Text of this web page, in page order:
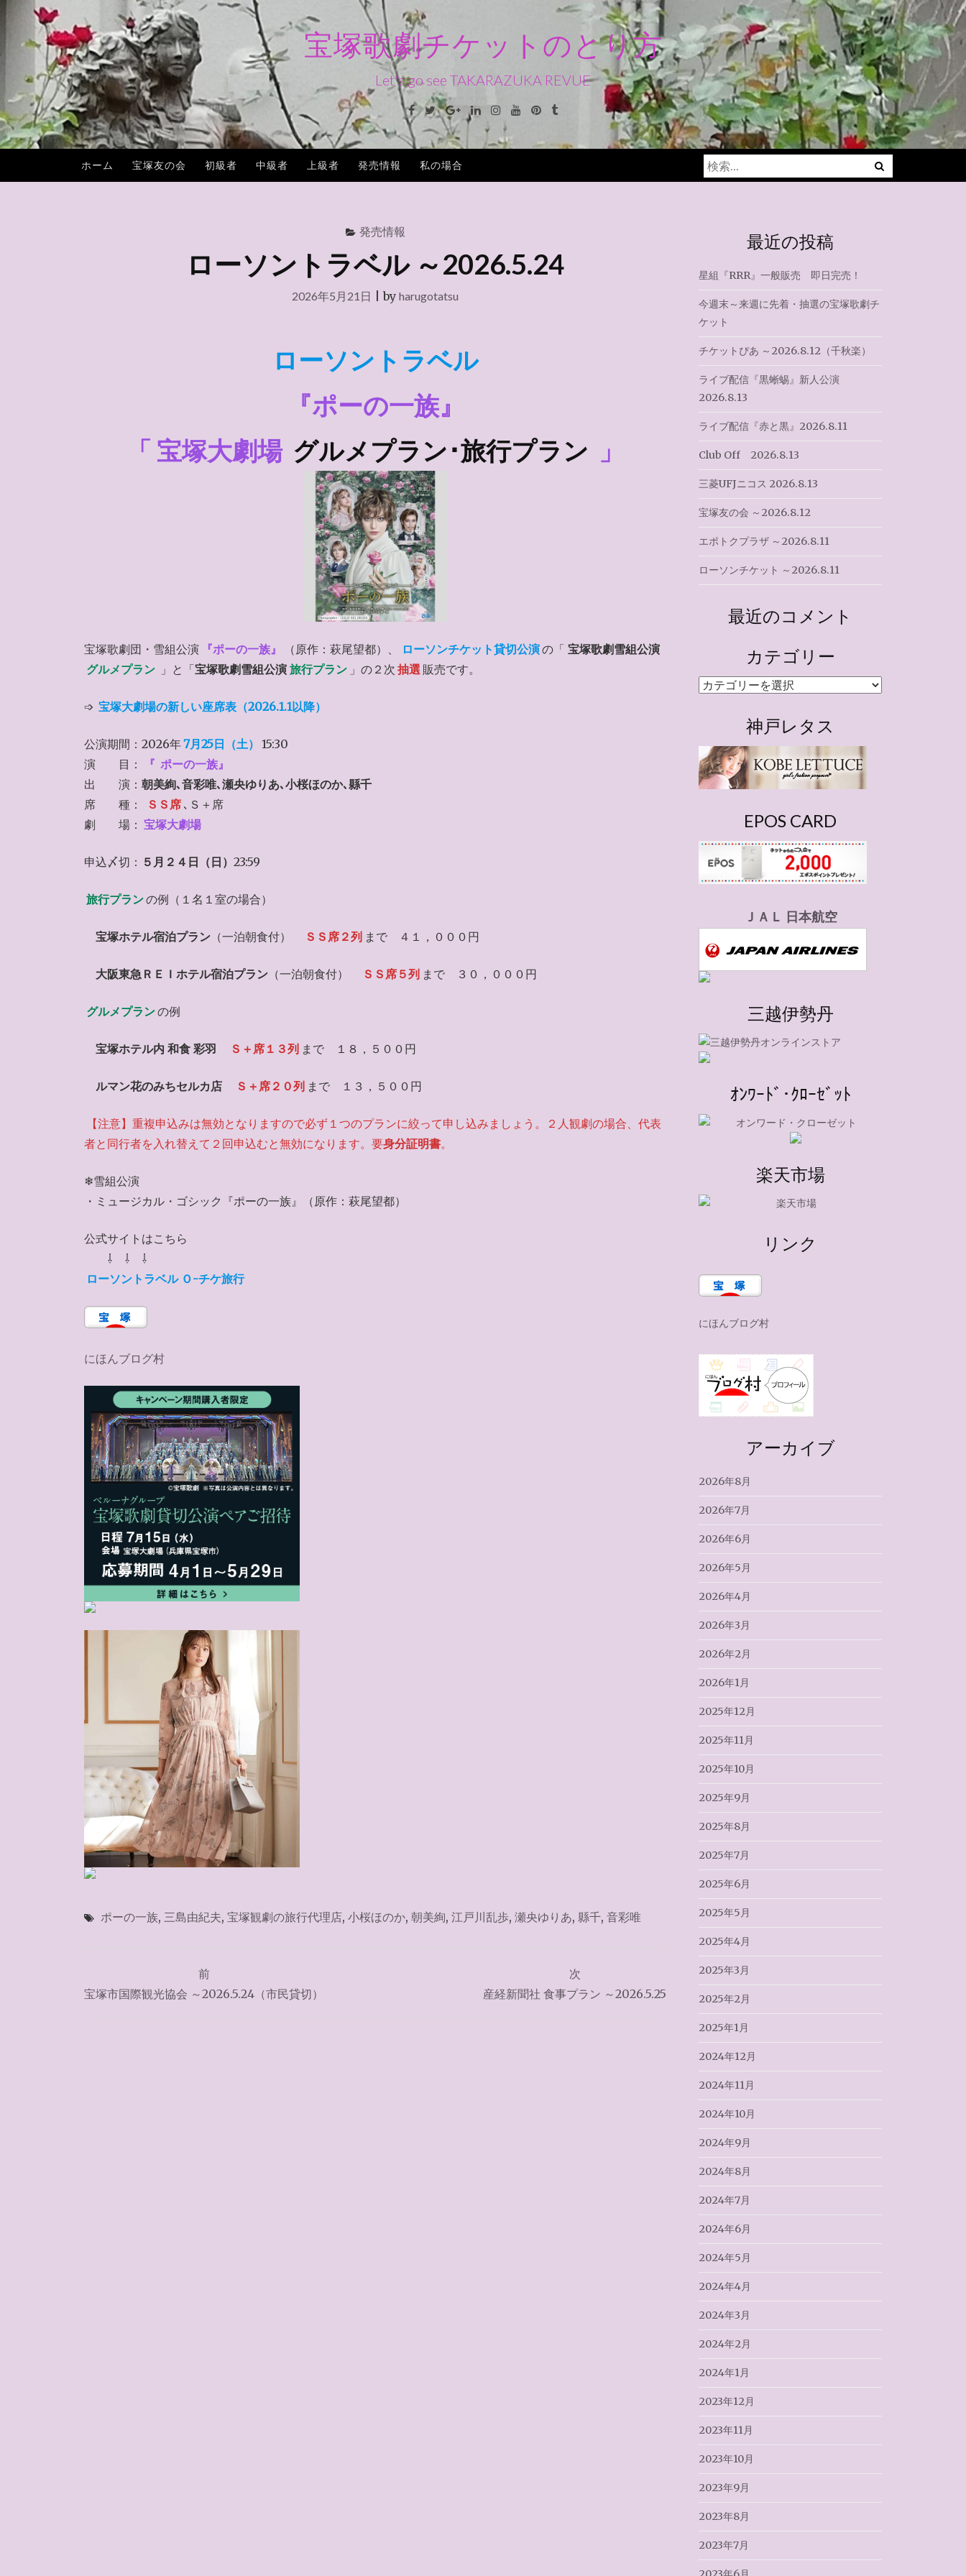
へ
ス
キ
宝塚歌劇チケットのとり方
Let's go see TAKARAZUKA REVUE
Facebook
TwitterGoogle+LinkedinInstagramYoutubePinterest
Tumblr
ホーム 宝塚友の会 初級者 中級者 上級者 発売情報 私の場合
検
索:
発売情報
ローソントラベル ～2026.5.24
2026年5月21日 |by harugotatsu
ローソントラベル
『ポーの一族』
「 宝塚大劇場 グルメプラン･旅行プラン 」
宝塚歌劇団・雪組公演 『ポーの一族』 （原作：萩尾望都）、 ローソンチケット貸切公演の「 宝塚歌劇雪組公演
グルメプラン
」と「宝塚歌劇雪組公演 旅行プラン 」の２次 抽選 販売です。
➩ 宝塚大劇場の新しい座席表（2026.1.1以降）
公演期間：2026年7月25日（土）
15:30
演 目：
『 ポーの一族』
出 演： 朝美絢､音彩唯､瀬央ゆりあ､小桜ほのか､縣千
席 種：
ＳＳ席 ､Ｓ＋席
劇 場： 宝塚大劇場
申込〆切： ５月２４日（日） 23:59
旅行プランの例（１名１室の場合）
宝塚ホテル宿泊プラン （一泊朝食付） ＳＳ席２列 まで ４１，０００円
大阪東急ＲＥＩホテル宿泊プラン （一泊朝食付） ＳＳ席５列 まで ３０，０００円
グルメプランの例
宝塚ホテル内 和食 彩羽 Ｓ＋席１３列 まで １８，５００円
ルマン花のみちセルカ店 Ｓ＋席２０列 まで １３，５００円
【注意】重複申込みは無効となりますので必ず１つのプランに絞って申し込みましょう。２人観劇の場合、代表
者と同行者を入れ替えて２回申込むと無効になります。要身分証明書。
❄雪組公演
・ミュージカル・ゴシック『ポーの一族』（原作：萩尾望都）
公式サイトはこちら
⇩ ⇩ ⇩
ローソントラベル Ｏ-チケ旅行
にほんブログ村
ポーの一族, 三島由紀夫, 宝塚観劇の旅行代理店, 小桜ほのか, 朝美絢, 江戸川乱歩, 瀬央ゆりあ, 縣千, 音彩唯
稿
前
宝塚市国際観光協会 ～2026.5.24（市民貸切）
次
産経新聞社 食事プラン ～2026.5.25
最近の投稿
星組『RRR』一般販売 即日完売！
今週末～来週に先着・抽選の宝塚歌劇チ
ケット
チケットぴあ ～2026.8.12（千秋楽）
ライブ配信『黒蜥蜴』新人公演
2026.8.13
ライブ配信『赤と黒』2026.8.11
Club Off 2026.8.13
三菱UFJニコス 2026.8.13
宝塚友の会 ～2026.8.12
エポトクプラザ ～2026.8.11
ローソンチケット ～2026.8.11
最近のコメント
カテゴリー
カ
ー
神戸レタス
EPOS CARD
ＪＡＬ 日本航空
三越伊勢丹
ｵﾝﾜｰﾄﾞ･ｸﾛｰｾﾞｯﾄ
楽天市場
リンク
にほんブログ村
アーカイブ
2026年8月
2026年7月
2026年6月
2026年5月
2026年4月
2026年3月
2026年2月
2026年1月
2025年12月
2025年11月
2025年10月
2025年9月
2025年8月
2025年7月
2025年6月
2025年5月
2025年4月
2025年3月
2025年2月
2025年1月
2024年12月
2024年11月
2024年10月
2024年9月
2024年8月
2024年7月
2024年6月
2024年5月
2024年4月
2024年3月
2024年2月
2024年1月
2023年12月
2023年11月
2023年10月
2023年9月
2023年8月
2023年7月